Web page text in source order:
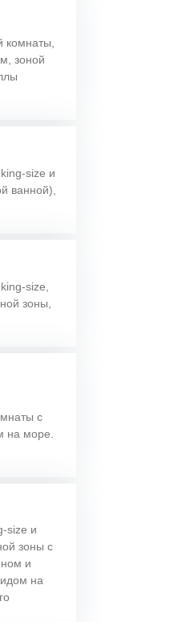
комнаты,
зоной
size и
ванной),
size,
зоны,
с
на море.
size и
зоны с
и
на